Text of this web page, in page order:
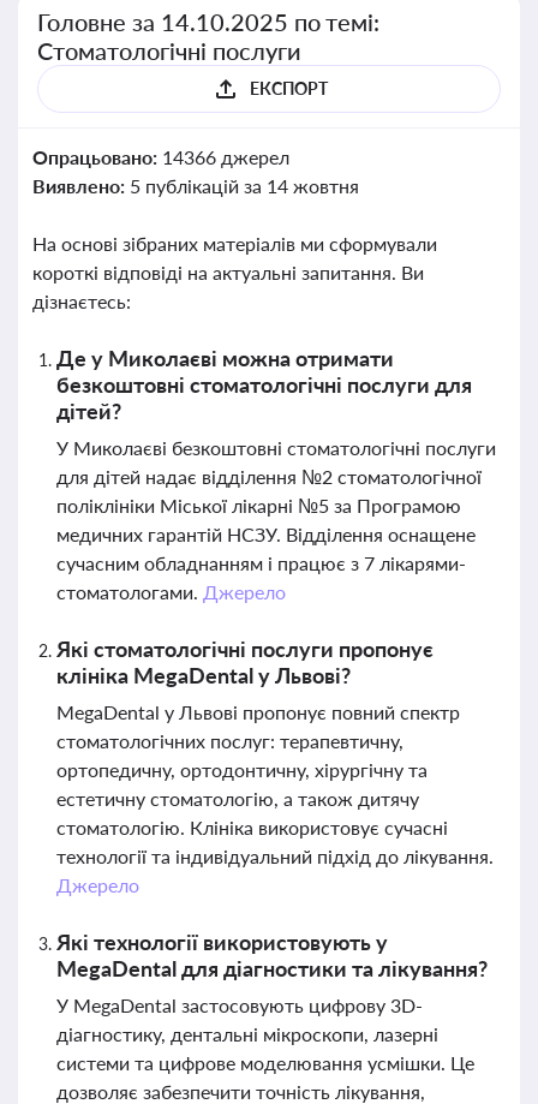
Головне за 14.10.2025 по темі:
Стоматологічні послуги
ЕКСПОРТ
Опрацьовано: 14366 джерел
Виявлено: 5 публікацій за 14 жовтня
На основі зібраних матеріалів ми сформували
короткі відповіді на актуальні запитання. Ви
дізнаєтесь:
Де у Миколаєві можна отримати
безкоштовні стоматологічні послуги для
дітей?
У Миколаєві безкоштовні стоматологічні послуги
для дітей надає відділення №2 стоматологічної
поліклініки Міської лікарні №5 за Програмою
медичних гарантій НСЗУ. Відділення оснащене
сучасним обладнанням і працює з 7 лікарями-
стоматологами. Джерело
Які стоматологічні послуги пропонує
клініка MegaDental у Львові?
MegaDental у Львові пропонує повний спектр
стоматологічних послуг: терапевтичну,
ортопедичну, ортодонтичну, хірургічну та
естетичну стоматологію, а також дитячу
стоматологію. Клініка використовує сучасні
технології та індивідуальний підхід до лікування.
Джерело
Які технології використовують у
MegaDental для діагностики та лікування?
У MegaDental застосовують цифрову 3D-
діагностику, дентальні мікроскопи, лазерні
системи та цифрове моделювання усмішки. Це
дозволяє забезпечити точність лікування,